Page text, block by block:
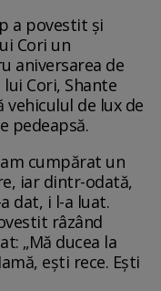
a povestit și
Cori un
aniversarea de
Cori, Shante
vehiculul de lux de
pedeapsă.
cumpărat un
iar dintr-odată,
dat, i l-a luat.
râzând
„Mă ducea la
ești rece. Ești